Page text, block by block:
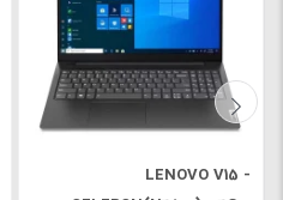
LENOVO V15 -